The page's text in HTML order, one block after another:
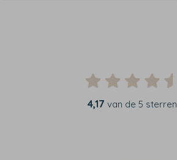
4,17 van de 5 sterren